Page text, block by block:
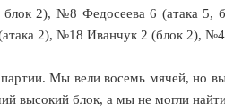
2), №8 Федосеева 6 (атака
2), №18 Иванчук 2 (блок 2),
Мы вели восемь мячей, но
высокий блок, а мы не могли